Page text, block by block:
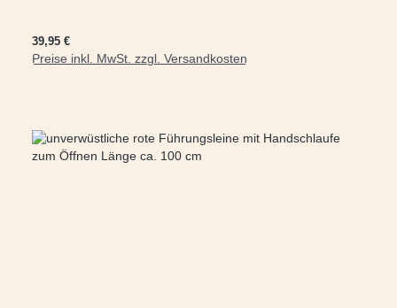
Regulärer Preis:
39,95 €
Preise inkl. MwSt. zzgl. Versandkosten
In den Warenkorb